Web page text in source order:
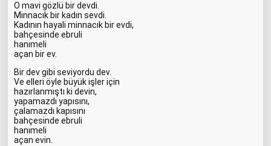
O mavi gözlü bir devdi.
Minnacık bir kadın sevdi.
Kadının hayali minnacık bir evdi,
bahçesinde ebruli
hanımeli
açan bir ev.
Bir dev gibi seviyordu dev.
Ve elleri öyle büyük işler için
hazırlanmıştı ki devin,
yapamazdı yapısını,
çalamazdı kapısını
bahçesinde ebruli
hanımeli
açan evin.